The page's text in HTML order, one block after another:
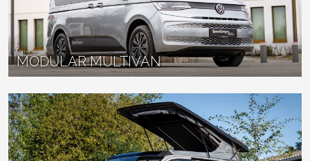
MODULAR MULTIVAN